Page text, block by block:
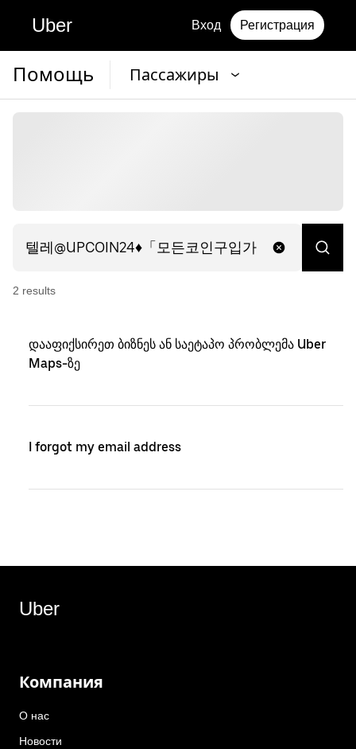
Uber Вход Регистрация
Помощь Пассажиры
2 results
დააფიქსირეთ ბიზნეს ან საეტაპო პრობლემა Uber
Maps-ზე
I forgot my email address
Uber
Компания
О нас
Новости